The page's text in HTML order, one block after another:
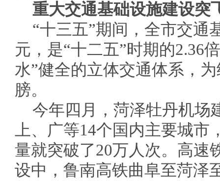
重大交通基础设施建设突
“十三五”期间，全市交通
元，是“十二五”时期的2.36
水”健全的立体交通体系，
膀。
今年四月，菏泽牡丹机场
上、广等14个国内主要城
量就突破了20万人次。高速
设中，鲁南高铁曲阜至菏泽